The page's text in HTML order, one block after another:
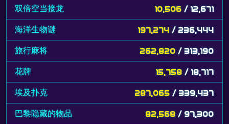
双倍空当接龙 10,506 / 12,671
海洋生物谜 197,274 / 236,444
旅行麻将 262,820 / 313,190
花牌 15,758 / 18,717
埃及扑克 287,065 / 339,437
巴黎隐藏的物品 82,568 / 97,300